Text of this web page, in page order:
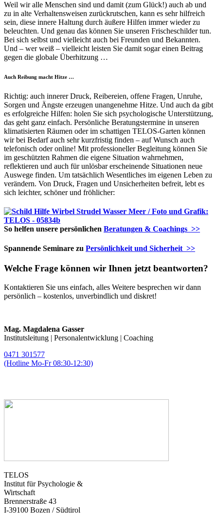
Weil wir alle Menschen sind und damit (zum Glück!) auch ab und
zu in alte Verhaltensweisen zurückrutschen, kann es sehr hilfreich
sein, diese innere Haltung durch äußere Hilfen immer wieder zu
beleuchten. Und genau das können Sie unseren Frischeschilder tun.
Bei sich selbst und vielleicht auch bei Freunden und Bekannten.
Und – wer weiß – vielleicht leisten Sie damit sogar einen Beitrag
gegen die globale Überhitzung …
Auch Reibung macht Hitze …
Richtig: auch innerer Druck, Reibereien, offene Fragen, Unruhe,
Sorgen und Ängste erzeugen unangenehme Hitze. Und auch da gibt
es erfolgreiche Hilfen: holen Sie sich psychologische Unterstützung,
das geht ganz einfach. Persönliche Beratungstermine in unseren
klimatisierten Räumen oder im schattigen TELOS-Garten können
wir bei Bedarf auch sehr kurzfristig finden – auf Wunsch auch
telefonisch oder online! Mit professioneller Begleitung können Sie
im geschützten Rahmen die eigene Situation wahrnehmen,
reflektieren und auch für unlösbar erscheinende Situationen neue
Auswege finden. Um tatsächlich Wesentliches im eigenen Leben zu
verändern. Von Druck, Fragen und Unsicherheiten befreit, lebt es
sich leichter, schöner und fröhlicher:
So helfen unsere persönlichen Beratungen & Coachings >>
Spannende Seminare zu Persönlichkeit und Sicherheit >>
Welche Frage können wir Ihnen jetzt beantworten?
Kontaktieren Sie uns einfach, alles Weitere besprechen wir dann
persönlich – kostenlos, unverbindlich und diskret!
Mag. Magdalena Gasser
Institutsleitung | Personalentwicklung | Coaching
0471 301577
(Hotline Mo-Fr 08:30-12:30)
TELOS
Institut für Psychologie &
Wirtschaft
Brennerstraße 43
I-39100 Bozen / Südtirol